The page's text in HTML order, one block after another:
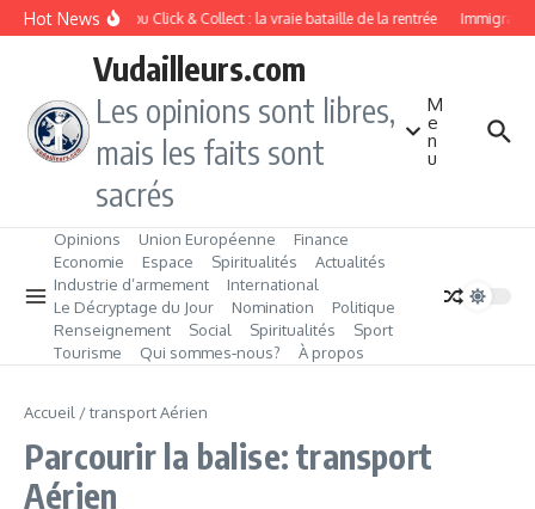
Aller au contenu
Hot NewsDrive ou Click & Collect : la vraie bataille de la rentrée
Vudailleurs.com
Les opinions sont libres,
mais les faits sont
sacrés
M
e
n
u
Opinions Union Européenne
Finance
Economie
Espace Spiritualités
Actualités
Industrie d’armement
International
Le Décryptage du Jour
Nomination
Politique
Renseignement
Social Spiritualités
Sport
Tourisme
Qui sommes‑nous? À propos
Accueil /transport Aérien
Parcourir la balise: transport
Aérien